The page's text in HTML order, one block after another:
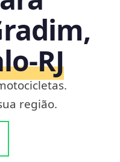
região.